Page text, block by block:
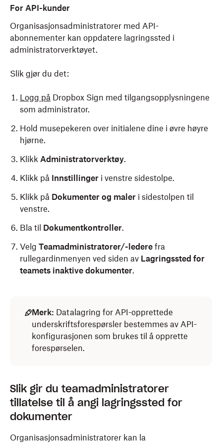
For API-kunder
Organisasjonsadministratorer med API-
abonnementer kan oppdatere lagringssted i
administratorverktøyet.
Slik gjør du det:
Logg på Dropbox Sign med tilgangsopplysningene
som administrator.
Hold musepekeren over initialene dine i øvre høyre
hjørne.
Klikk Administratorverktøy.
Klikk på Innstillinger i venstre sidestolpe.
Klikk på Dokumenter og maler i sidestolpen til
venstre.
Bla til Dokumentkontroller.
Velg Teamadministratorer/-ledere fra
rullegardinmenyen ved siden av Lagringssted for
teamets inaktive dokumenter.
Merk: Datalagring for API-opprettede
underskriftsforespørsler bestemmes av API-
konfigurasjonen som brukes til å opprette
forespørselen.
Slik gir du teamadministratorer
tillatelse til å angi lagringssted for
dokumenter
Organisasjonsadministratorer kan la